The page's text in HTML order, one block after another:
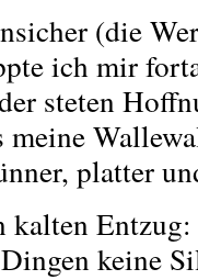
(die
ich mir
steten
meine
platter
kalten
keine